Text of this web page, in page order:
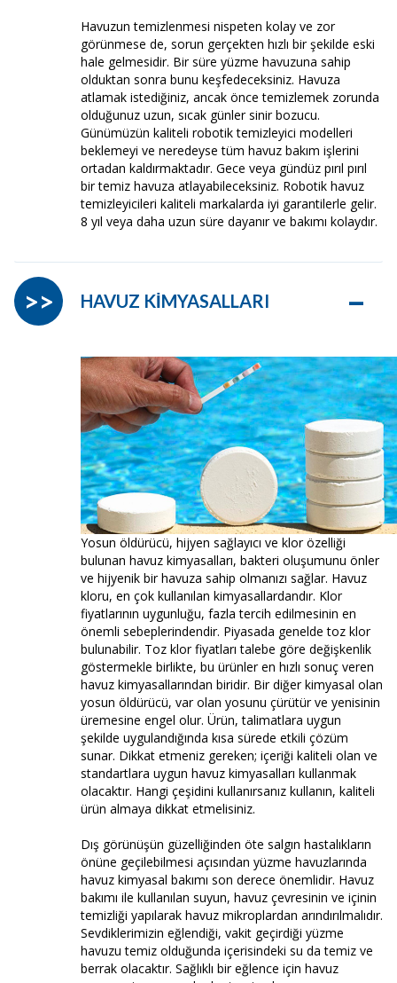
Havuzun temizlenmesi nispeten kolay ve zor
görünmese de, sorun gerçekten hızlı bir şekilde eski
hale gelmesidir. Bir süre yüzme havuzuna sahip
olduktan sonra bunu keşfedeceksiniz. Havuza
atlamak istediğiniz, ancak önce temizlemek zorunda
olduğunuz uzun, sıcak günler sinir bozucu.
Günümüzün kaliteli robotik temizleyici modelleri
beklemeyi ve neredeyse tüm havuz bakım işlerini
ortadan kaldırmaktadır. Gece veya gündüz pırıl pırıl
bir temiz havuza atlayabileceksiniz. Robotik havuz
temizleyicileri kaliteli markalarda iyi garantilerle gelir.
8 yıl veya daha uzun süre dayanır ve bakımı kolaydır.
HAVUZ KİMYASALLARI –
>>
Yosun öldürücü, hijyen sağlayıcı ve klor özelliği
bulunan havuz kimyasalları, bakteri oluşumunu önler
ve hijyenik bir havuza sahip olmanızı sağlar. Havuz
kloru, en çok kullanılan kimyasallardandır. Klor
fiyatlarının uygunluğu, fazla tercih edilmesinin en
önemli sebeplerindendir. Piyasada genelde toz klor
bulunabilir. Toz klor fiyatları talebe göre değişkenlik
göstermekle birlikte, bu ürünler en hızlı sonuç veren
havuz kimyasallarından biridir. Bir diğer kimyasal olan
yosun öldürücü, var olan yosunu çürütür ve yenisinin
üremesine engel olur. Ürün, talimatlara uygun
şekilde uygulandığında kısa sürede etkili çözüm
sunar. Dikkat etmeniz gereken; içeriği kaliteli olan ve
standartlara uygun havuz kimyasalları kullanmak
olacaktır. Hangi çeşidini kullanırsanız kullanın, kaliteli
ürün almaya dikkat etmelisiniz.
Dış görünüşün güzelliğinden öte salgın hastalıkların
önüne geçilebilmesi açısından yüzme havuzlarında
havuz kimyasal bakımı son derece önemlidir. Havuz
bakımı ile kullanılan suyun, havuz çevresinin ve içinin
temizliği yapılarak havuz mikroplardan arındırılmalıdır.
Sevdiklerimizin eğlendiği, vakit geçirdiği yüzme
havuzu temiz olduğunda içerisindeki su da temiz ve
berrak olacaktır. Sağlıklı bir eğlence için havuz